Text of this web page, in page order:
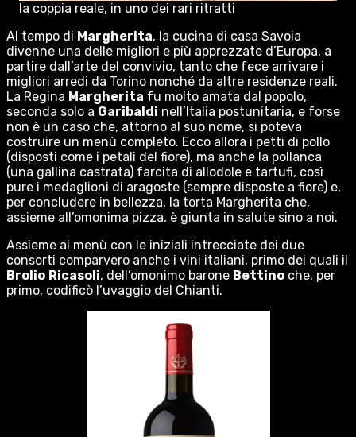
la coppia reale, in uno dei rari ritratti
Al tempo di Margherita, la cucina di casa Savoia
divenne una delle migliori e più apprezzate d’Europa, a
partire dall’arte del convivio, tanto che fece arrivare i
migliori arredi da Torino nonché da altre residenze reali.
La Regina Margherita fu molto amata dal popolo,
seconda solo a Garibaldi nell’Italia postunitaria, e forse
non è un caso che, attorno al suo nome, si poteva
costruire un menù completo. Ecco allora i petti di pollo
(disposti come i petali del fiore), ma anche la pollanca
(una gallina castrata) farcita di allodole e tartufi, così
pure i medaglioni di aragoste (sempre disposte a fiore) e,
per concludere in bellezza, la torta Margherita che,
assieme all’omonima pizza, è giunta in salute sino a noi.
Assieme ai menù con le iniziali intrecciate dei due
consorti comparvero anche i vini italiani, primo dei quali il
Brolio Ricasoli, dell’omonimo barone Bettino che, per
primo, codificò l’uvaggio del Chianti.